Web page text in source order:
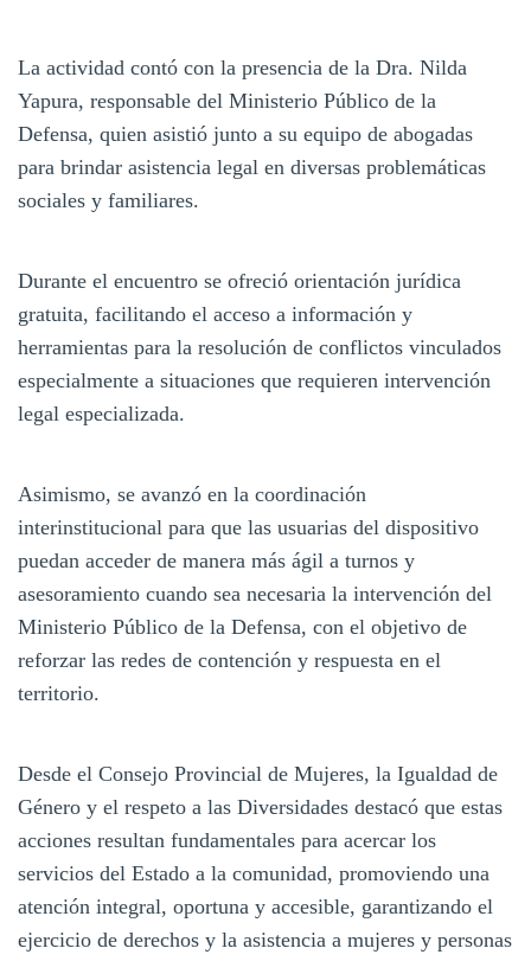
La actividad contó con la presencia de la Dra. Nilda
Yapura, responsable del Ministerio Público de la
Defensa, quien asistió junto a su equipo de abogadas
para brindar asistencia legal en diversas problemáticas
sociales y familiares.
Durante el encuentro se ofreció orientación jurídica
gratuita, facilitando el acceso a información y
herramientas para la resolución de conflictos vinculados
especialmente a situaciones que requieren intervención
legal especializada.
Asimismo, se avanzó en la coordinación
interinstitucional para que las usuarias del dispositivo
puedan acceder de manera más ágil a turnos y
asesoramiento cuando sea necesaria la intervención del
Ministerio Público de la Defensa, con el objetivo de
reforzar las redes de contención y respuesta en el
territorio.
Desde el Consejo Provincial de Mujeres, la Igualdad de
Género y el respeto a las Diversidades destacó que estas
acciones resultan fundamentales para acercar los
servicios del Estado a la comunidad, promoviendo una
atención integral, oportuna y accesible, garantizando el
ejercicio de derechos y la asistencia a mujeres y personas